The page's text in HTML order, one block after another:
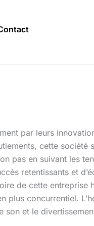
par leurs
cette société
pas en suivant les
retentissants et
de cette entreprise
plus concurrentiel.
son et le